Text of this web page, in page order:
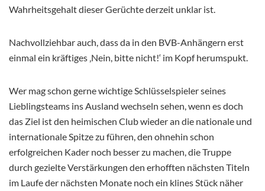
Wahrheitsgehalt dieser Gerüchte derzeit unklar ist.
Nachvollziehbar auch, dass da in den BVB-Anhängern erst
einmal ein kräftiges ‚Nein, bitte nicht!‘ im Kopf herumspukt.
Wer mag schon gerne wichtige Schlüsselspieler seines
Lieblingsteams ins Ausland wechseln sehen, wenn es doch
das Ziel ist den heimischen Club wieder an die nationale und
internationale Spitze zu führen, den ohnehin schon
erfolgreichen Kader noch besser zu machen, die Truppe
durch gezielte Verstärkungen den erhofften nächsten Titeln
im Laufe der nächsten Monate noch ein klines Stück näher